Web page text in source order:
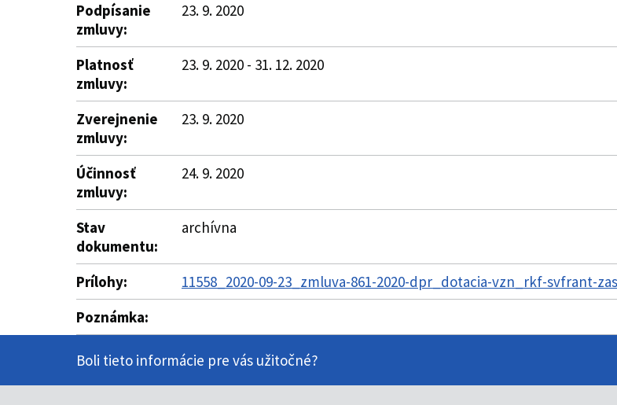
Podpísanie
zmluvy:
23. 9. 2020
Platnosť
zmluvy:
23. 9. 2020 - 31. 12. 2020
Zverejnenie
zmluvy:
23. 9. 2020
Účinnosť
zmluvy:
24. 9. 2020
Stav
dokumentu:
archívna
Prílohy:
11558_2020-09-23_zmluva-861-2020-dpr_dotacia-vzn_rkf-svfrant-
Poznámka:
Boli tieto informácie pre vás užitočné?